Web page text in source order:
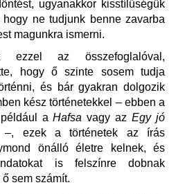
ugyanakkor kisstílűségük
ne tudjunk benne zavarba
magunkra ismerni.
ezzel az összefoglalóval,
hogy ő szinte sosem tudja
és bár gyakran dolgozik
kész történetekkel – ebben a
például aHafsa vagy azEgy jó
ezek a történetek az írás
önálló életre kelnek, és
is felszínre dobnak
sem számít.